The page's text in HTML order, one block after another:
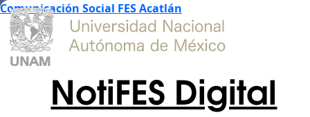
Comunicación Social FES Acatlán
NotiFES Digital